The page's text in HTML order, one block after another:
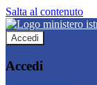
Salta al contenuto
Accedi
Accedi